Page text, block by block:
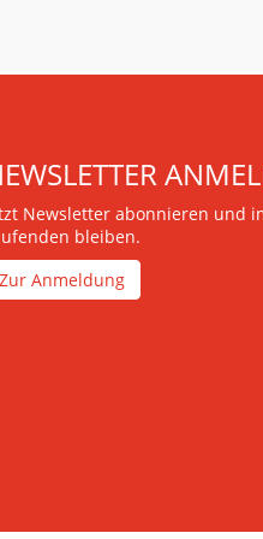
Newsletter abonnieren und
bleiben.
Zur Anmeldung